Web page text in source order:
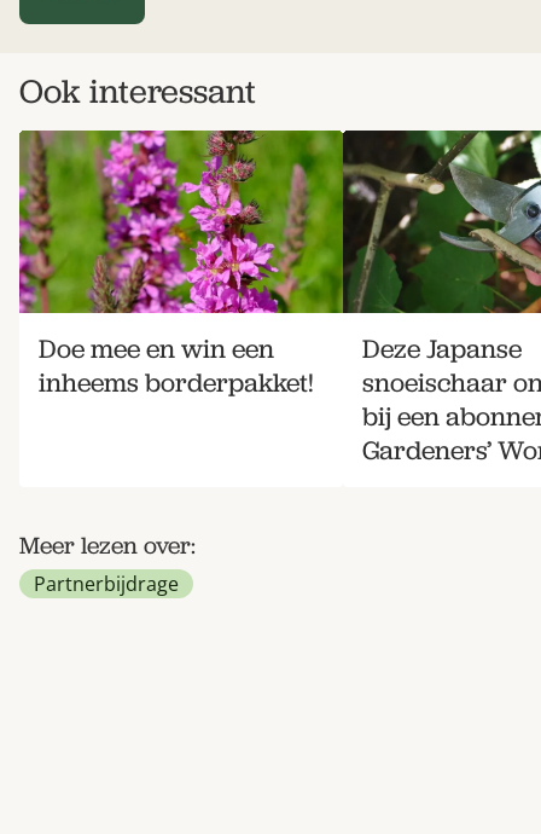
Ook interessant
Doe mee en win een
inheems borderpakket!
Deze Japanse
snoeischaar
bij een
Gardeners’
Meer lezen over:
Partnerbijdrage